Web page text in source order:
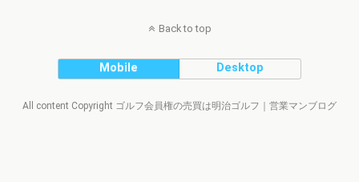
Back to top
Mobile Desktop
All content Copyright ゴルフ会員権の売買は明治ゴルフ｜営業マンブログ